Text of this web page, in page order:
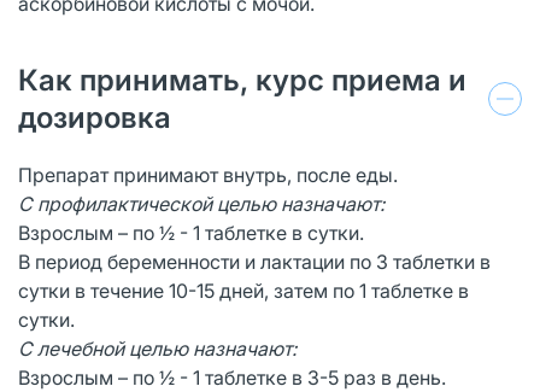
Как принимать, курс приема и
дозировка
Препарат принимают внутрь, после еды.
С профилактической целью назначают:
Взрослым – по ½ - 1 таблетке в сутки.
В период беременности и лактации по 3 таблетки в
сутки в течение 10-15 дней, затем по 1 таблетке в
сутки.
С лечебной целью назначают:
Взрослым – по ½ - 1 таблетке в 3-5 раз в день.